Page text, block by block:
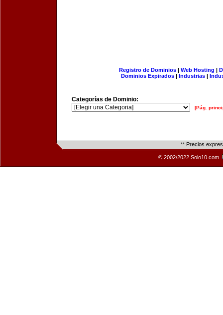
Registro de Dominios| Web Hosting |
Dominios Expirados | Industrias |
Categorías de Dominio:
[Pág.
** Precios
© 2002/2022 Solo10.com